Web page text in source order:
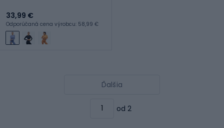
33,99 €
Odporúčaná cena výrobcu: 58,99 €
Ďalšia
od 2